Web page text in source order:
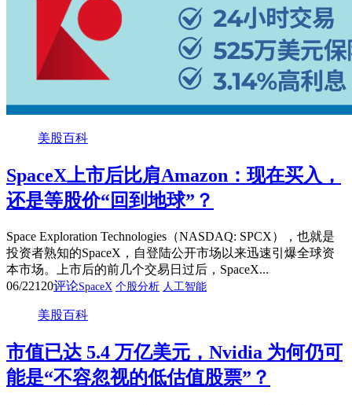
美股百科
SpaceX上市后比肩Amazon：现在买入，
还是等股价“回到地球”？
Space Exploration Technologies（NASDAQ: SPCX），也就是
投资者熟知的SpaceX，自登陆公开市场以来迅速引爆全球资
本市场。上市后的前几个交易日过后，SpaceX...
06/22120评论SpaceX 个股分析 人工智能
美股百科
市值已达 5.4 万亿美元，Nvidia 为何仍可
能是“不容忽视的低估值股票”？